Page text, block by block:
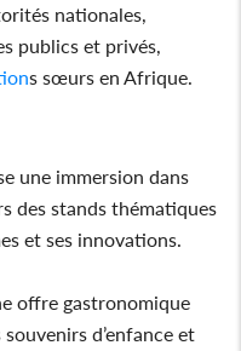
nationales,
publics et privés,
s sœurs en Afrique.
une immersion dans
des stands thématiques
et ses innovations.
offre gastronomique
d’enfance et